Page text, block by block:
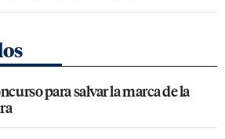
para salvar la marca de la